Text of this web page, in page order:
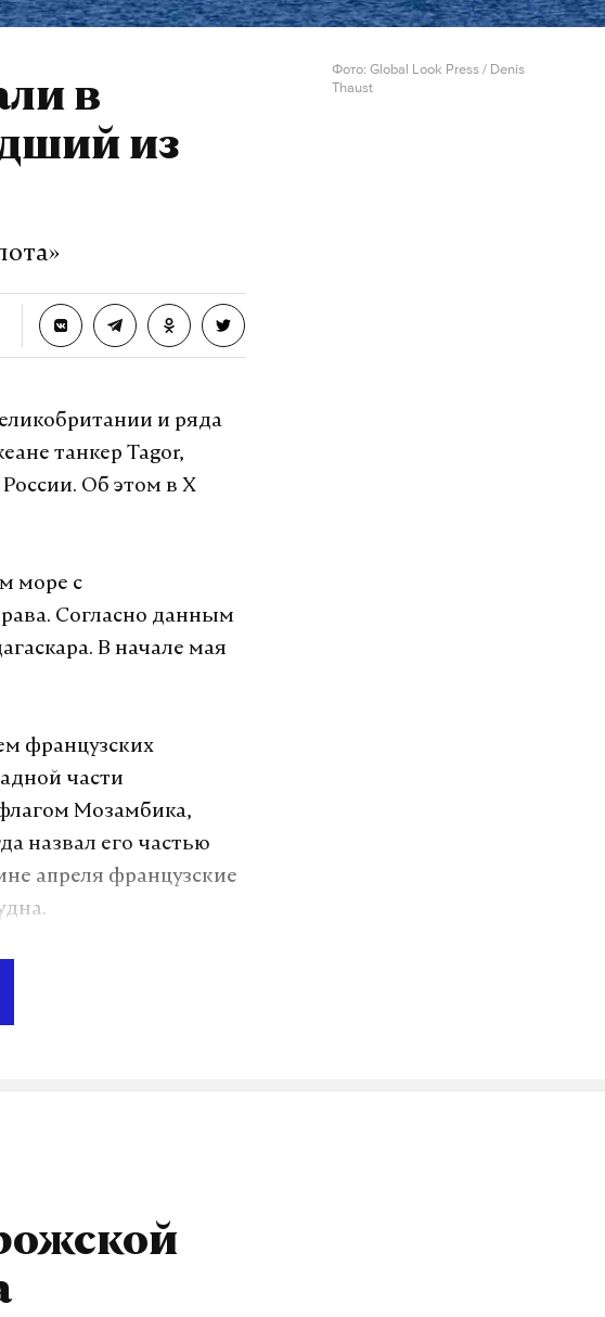
в
из
Фото: Global Look Press / Denis
Thaust
и ряда
танкер Tagor,
Об этом в X
море с
Согласно данным
В начале мая
французских
части
Мозамбика,
назвал его частью
апреля французские
где тормозит интернет.
и